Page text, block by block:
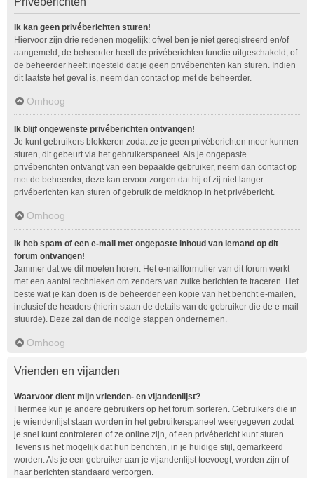
Ik kan geen privéberichten sturen!
Hiervoor zijn drie redenen mogelijk: ofwel ben je niet geregistreerd en/of
aangemeld, de beheerder heeft de privéberichten functie uitgeschakeld, of
de beheerder heeft ingesteld dat je geen privéberichten kan sturen. Indien
dit laatste het geval is, neem dan contact op met de beheerder.
Omhoog
Ik blijf ongewenste privéberichten ontvangen!
Je kunt gebruikers blokkeren zodat ze je geen privéberichten meer kunnen
sturen, dit gebeurt via het gebruikerspaneel. Als je ongepaste
privéberichten ontvangt van een bepaalde gebruiker, neem dan contact op
met de beheerder, deze kan ervoor zorgen dat hij of zij niet langer
privéberichten kan sturen of gebruik de meldknop in het privébericht.
Omhoog
Ik heb spam of een e-mail met ongepaste inhoud van iemand op dit
forum ontvangen!
Jammer dat we dit moeten horen. Het e-mailformulier van dit forum werkt
met een aantal technieken om zenders van zulke berichten te traceren. Het
beste wat je kan doen is de beheerder een kopie van het bericht e-mailen,
inclusief de headers (hierin staan de details van de gebruiker die de e-mail
stuurde). Deze zal dan de nodige stappen ondernemen.
Omhoog
Vrienden en vijanden
Waarvoor dient mijn vrienden- en vijandenlijst?
Hiermee kun je andere gebruikers op het forum sorteren. Gebruikers die in
je vriendenlijst staan worden in het gebruikerspaneel weergegeven zodat
je snel kunt controleren of ze online zijn, of een privébericht kunt sturen.
Tevens is het mogelijk dat hun berichten, in je huidige stijl, gemarkeerd
worden. Als je een gebruiker aan je vijandenlijst toevoegt, worden zijn of
haar berichten standaard verborgen.